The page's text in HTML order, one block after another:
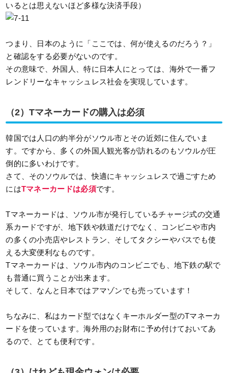
いるとは思えないほど多様な決済手段）
つまり、日本のように「ここでは、何が使えるのだろう？」
と確認をする必要がないのです。
その意味で、外国人、特に日本人にとっては、海外で一番フ
レンドリーなキャッシュレス社会を実現しています。
（2）Tマネーカードの購入は必須
韓国では人口の約半分がソウル市とその近郊に住んでいま
す。ですから、多くの外国人観光客が訪れるのもソウルが圧
倒的に多いわけです。
さて、そのソウルでは、快適にキャッシュレスで過ごすため
にはTマネーカードは必須です。
Tマネーカードは、ソウル市が発行しているチャージ式の交通
系カードですが、地下鉄や鉄道だけでなく、コンビニや市内
の多くの小売店やレストラン、そしてタクシーやバスでも使
える大変便利なものです。
Tマネーカードは、ソウル市内のコンビニでも、地下鉄の駅で
も普通に買うことが出来ます。
そして、なんと日本ではアマゾンでも売っています！
ちなみに、私はカード型ではなくキーホルダー型のTマネーカ
ードを使っています。海外用のお財布に予め付けておいてあ
るので、とても便利です。